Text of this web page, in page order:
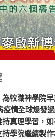
為牧職神學院
疫情全球爆發
真理學習，
學院繼續製作